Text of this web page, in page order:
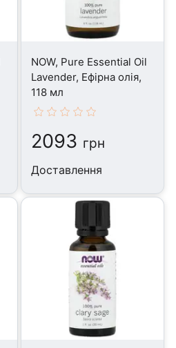
NOW, Pure Essential Oil
Lavender, Ефірна олія,
118 мл
2093 грн
Доставлення